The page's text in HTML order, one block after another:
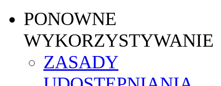
PONOWNE
WYKORZYSTYWANIE
ZASADY